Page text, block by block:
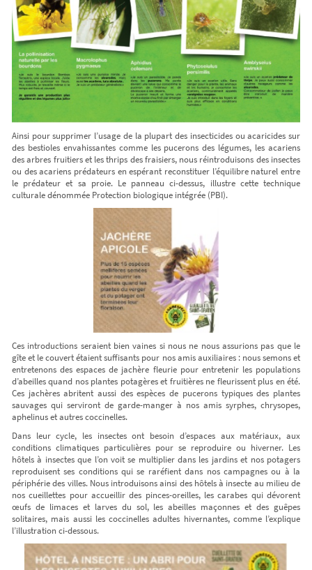
Ainsi pour supprimer l’usage de la plupart des insecticides ou acaricides sur
des bestioles envahissantes comme les pucerons des légumes, les acariens
des arbres fruitiers et les thrips des fraisiers, nous réintroduisons des insectes
ou des acariens prédateurs en espérant reconstituer l’équilibre naturel entre
le prédateur et sa proie. Le panneau ci-dessus, illustre cette technique
culturale dénommée Protection biologique intégrée (PBI).
Ces introductions seraient bien vaines si nous ne nous assurions pas que le
gîte et le couvert étaient suffisants pour nos amis auxiliaires : nous semons et
entretenons des espaces de jachère fleurie pour entretenir les populations
d’abeilles quand nos plantes potagères et fruitières ne fleurissent plus en été.
Ces jachères abritent aussi des espèces de pucerons typiques des plantes
sauvages qui serviront de garde-manger à nos amis syrphes, chrysopes,
aphelinus et autres coccinelles.
Dans leur cycle, les insectes ont besoin d’espaces aux matériaux, aux
conditions climatiques particulières pour se reproduire ou hiverner. Les
hôtels à insectes que l’on voit se multiplier dans les jardins et nos potagers
reproduisent ses conditions qui se raréfient dans nos campagnes ou à la
périphérie des villes. Nous introduisons ainsi des hôtels à insecte au milieu de
nos cueillettes pour accueillir des pinces-oreilles, les carabes qui dévorent
œufs de limaces et larves du sol, les abeilles maçonnes et des guêpes
solitaires, mais aussi les coccinelles adultes hivernantes, comme l’explique
l’illustration ci-dessous.
Ne ratez plus rien,
Je m’inscris